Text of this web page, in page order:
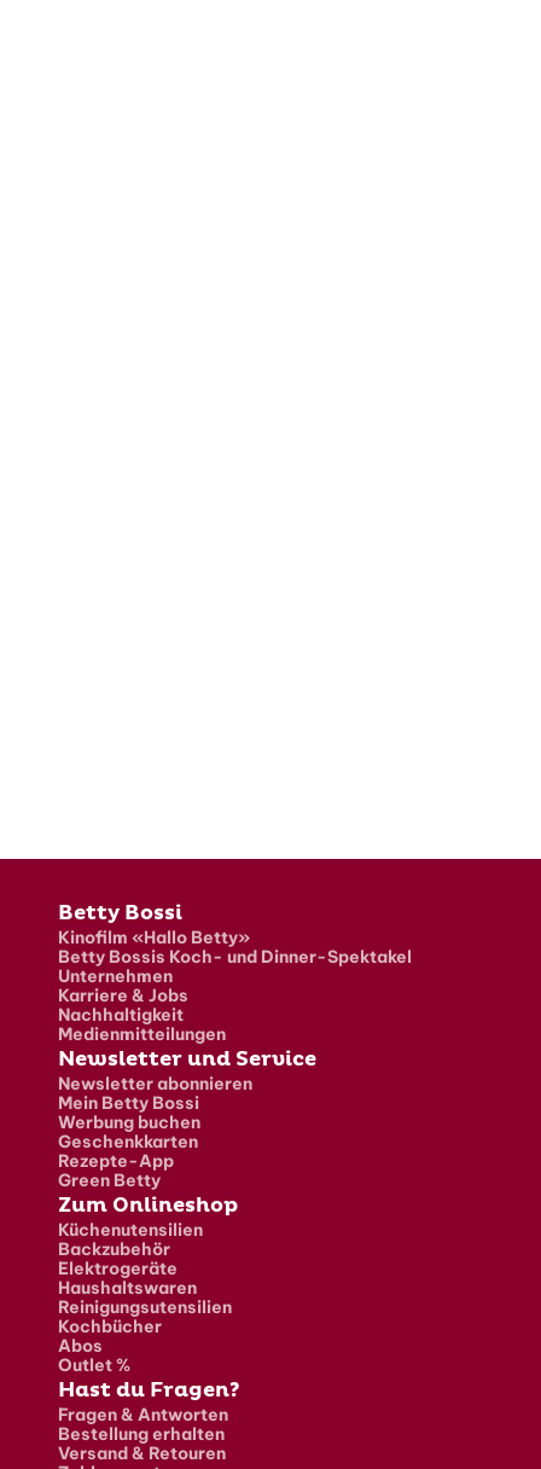
Fusszeile
Betty Bossi
Kinofilm «Hallo Betty»
Betty Bossis Koch- und Dinner-Spektakel
Unternehmen
Karriere & Jobs
Nachhaltigkeit
Medienmitteilungen
Newsletter und Service
Newsletter abonnieren
Mein Betty Bossi
Werbung buchen
Geschenkkarten
Rezepte-App
Green Betty
Zum Onlineshop
Küchenutensilien
Backzubehör
Elektrogeräte
Haushaltswaren
Reinigungsutensilien
Kochbücher
Abos
Outlet %
Hast du Fragen?
Fragen & Antworten
Bestellung erhalten
Versand & Retouren